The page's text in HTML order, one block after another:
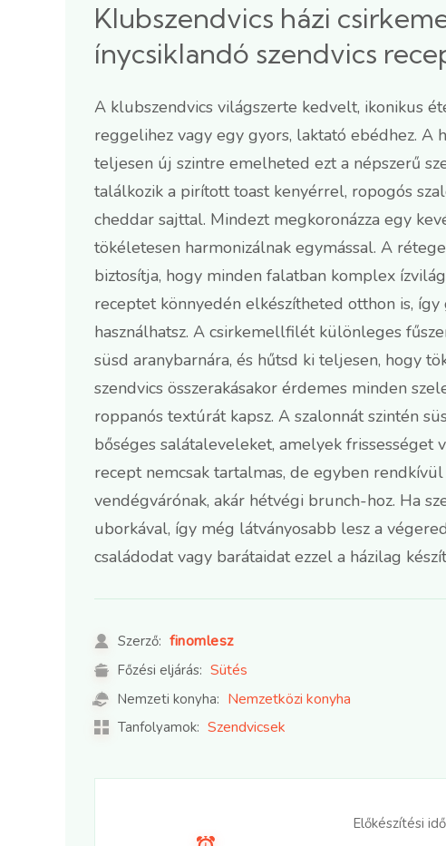
Klubszendvics házi
ínycsiklandó szendvics
A klubszendvics világszerte kedvelt, ikonikus
reggelihez vagy egy gyors, laktató ebédhez. A
teljesen új szintre emelheted ezt a népszerű
találkozik a pirított toast kenyérrel, ropogós
cheddar sajttal. Mindezt megkoronázza egy
tökéletesen harmonizálnak egymással. A
biztosítja, hogy minden falatban komplex
receptet könnyedén elkészítheted otthon is,
használhatsz. A csirkemellfilét különleges
süsd aranybarnára, és hűtsd ki teljesen, hogy
szendvics összerakásakor érdemes minden
roppanós textúrát kapsz. A szalonnát szintén
bőséges salátaleveleket, amelyek frissességet
recept nemcsak tartalmas, de egyben
vendégvárónak, akár hétvégi brunch-hoz. Ha
uborkával, így még látványosabb lesz a
családodat vagy barátaidat ezzel a házilag
Szerző: finomlesz
Főzési eljárás: Sütés
Nemzeti konyha: Nemzetközi konyha
Tanfolyamok: Szendvicsek
Előkészítési idő